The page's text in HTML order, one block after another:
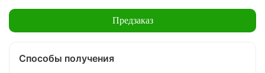
Предзаказ
Способы получения